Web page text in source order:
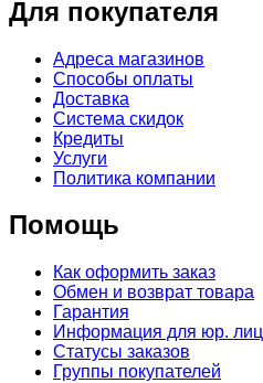
Для покупателя
Адреса магазинов
Способы оплаты
Доставка
Система скидок
Кредиты
Услуги
Политика компании
Помощь
Как оформить заказ
Обмен и возврат товара
Гарантия
Информация для юр. лиц
Статусы заказов
Группы покупателей